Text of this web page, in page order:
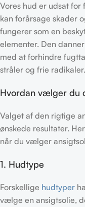
Vores hud er udsat
kan forårsage skader
fungerer som en
elementer. Den
med at forhindre
stråler og frie radikaler.
Hvordan vælger du
Valget af den rigtige
ønskede resultater.
når du vælger
1. Hudtype
Forskellige hudtyper
vælge en ansigtsolie,